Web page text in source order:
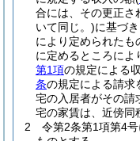
合には、その更正さ
いて同じ。)に基づ
により定められたも
に定めるところによ
第1項の規定による
条の規定による請求
宅の入居者がその請
宅の家賃は、近傍同
2
令第2条第1項第4